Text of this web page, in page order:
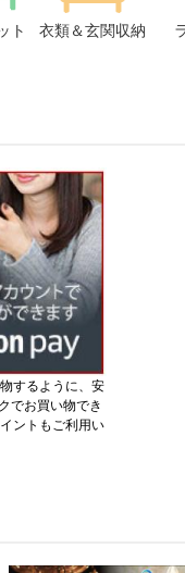
ト
衣類＆玄関収納
するように、安
でお買い物でき
ントもご利用い